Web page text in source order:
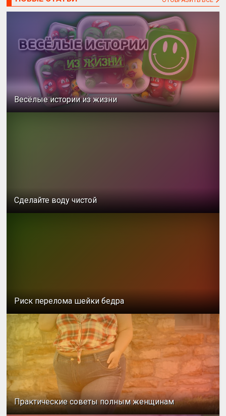
Весёлые истории из жизни
Сделайте воду чистой
Риск перелома шейки бедра
Практические советы полным женщинам